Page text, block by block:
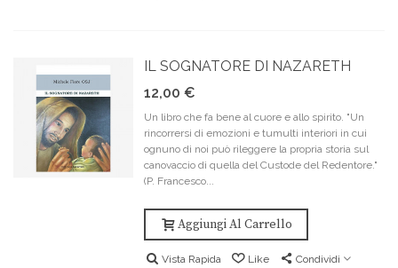
IL SOGNATORE DI NAZARETH
12,00 €
Un libro che fa bene al cuore e allo spirito. "Un
rincorrersi di emozioni e tumulti interiori in cui
ognuno di noi può rileggere la propria storia sul
canovaccio di quella del Custode del Redentore."
(P. Francesco...
Aggiungi Al Carrello
Vista Rapida Like Condividi